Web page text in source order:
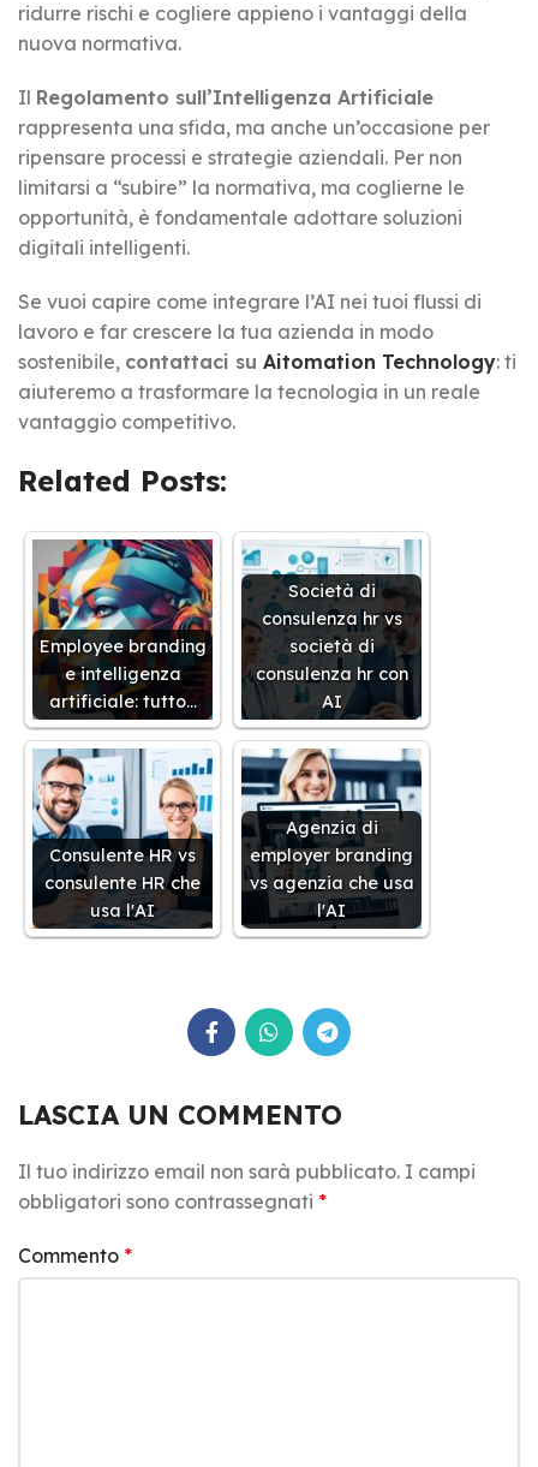
ridurre rischi e cogliere appieno i vantaggi della
nuova normativa.
Il Regolamento sull’Intelligenza Artificiale
rappresenta una sfida, ma anche un’occasione per
ripensare processi e strategie aziendali. Per non
limitarsi a “subire” la normativa, ma coglierne le
opportunità, è fondamentale adottare soluzioni
digitali intelligenti.
Se vuoi capire come integrare l’AI nei tuoi flussi di
lavoro e far crescere la tua azienda in modo
sostenibile, contattaci su Aitomation Technology: ti
aiuteremo a trasformare la tecnologia in un reale
vantaggio competitivo.
Related Posts:
Employee branding
e intelligenza
artificiale: tutto…
Società di
consulenza hr vs
società di
consulenza hr con
AI
Consulente HR vs
consulente HR che
usa l'AI
Agenzia di
employer branding
vs agenzia che usa
l'AI
LASCIA UN COMMENTO
Il tuo indirizzo email non sarà pubblicato. I campi
obbligatori sono contrassegnati *
Commento *